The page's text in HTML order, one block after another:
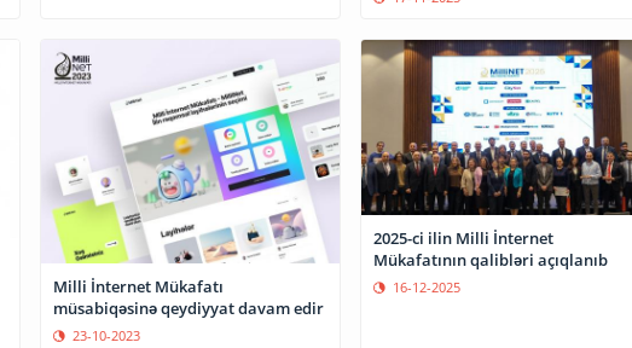
Milli İnternet Mükafatı
müsabiqəsinə qeydiyyat davam edir
23-10-2023
2025-ci ilin Milli İnternet
Mükafatının qalibləri açıqlanıb
16-12-2025